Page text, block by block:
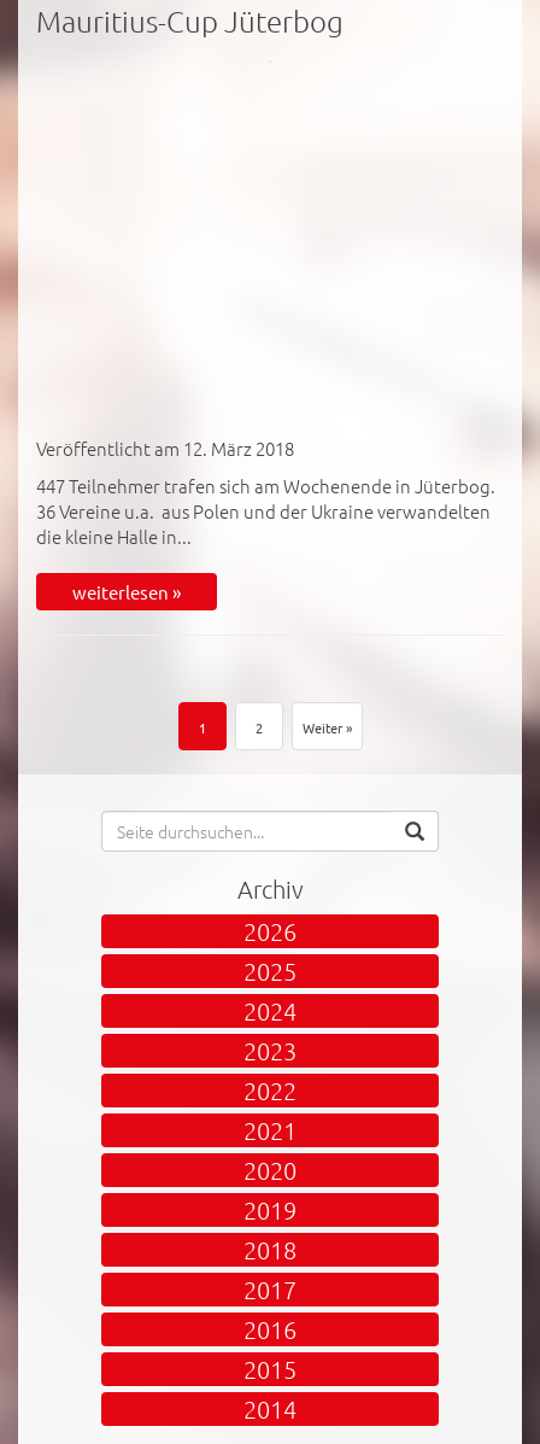
Mauritius-Cup Jüterbog
Veröffentlicht am 12. März 2018
447 Teilnehmer trafen sich am Wochenende in Jüterbog.
36 Vereine u.a. aus Polen und der Ukraine verwandelten
die kleine Halle in...
weiterlesen »
1 2 Weiter »
Archiv
2026
2025
2024
2023
2022
2021
2020
2019
2018
2017
2016
2015
2014